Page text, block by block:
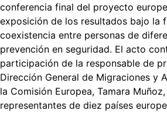
conferencia final del proyecto
exposición de los resultados bajo la
coexistencia entre personas de
prevención en seguridad. El acto
participación de la responsable de
Dirección General de Migraciones y
la Comisión Europea, Tamara
representantes de diez países